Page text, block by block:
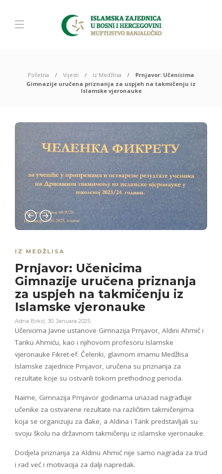
Početna Vijesti Iz Medžlisa
Prnjavor: Učenicima
Gimnazije uručena priznanja za uspjeh na takmičenju iz
Islamske vjeronauke
IZ MEDŽLISA
Prnjavor: Učenicima
Gimnazije uručena priznanja
za uspjeh na takmičenju iz
Islamske vjeronauke
Adna Brkić, 30. Januara 2025.
Učenicima Javne ustanove Gimnazija Prnjavor, Aldini Ahmić i
Tariku Ahmiću, kao i njihovom profesoru Islamske
vjeronauke Fikret-ef. Čelenki, glavnom imamu Medžlisa
Islamske zajednice Prnjavor, uručena su priznanja za
rezultate koje su ostvarili tokom prethodnog perioda.
Naime, Gimnazija Prnjavor godinama unazad nagrađuje
učenike za ostvarene rezultate na različitim takmičenjima
koja se organizuju za đake, a Aldina i Tarik predstavljali su
svoju školu na državnom takmičenju iz islamske vjeronauke.
Dodjela priznanja za Aldinu Ahmić nije samo nagrada za trud
i rad već i motivacija za dalji napredak.